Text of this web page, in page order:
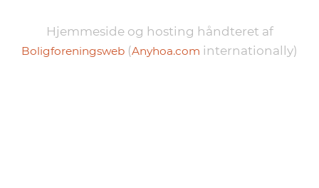
Hjemmeside og hosting håndteret af
Boligforeningsweb (Anyhoa.com internationally)